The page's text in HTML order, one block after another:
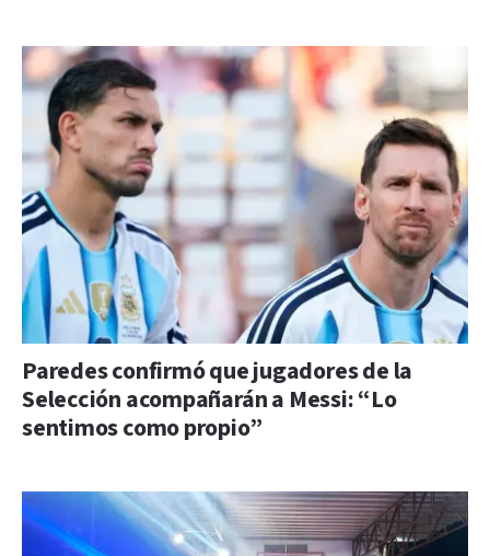
Paredes confirmó que jugadores de la
Selección acompañarán a Messi: “Lo
sentimos como propio”